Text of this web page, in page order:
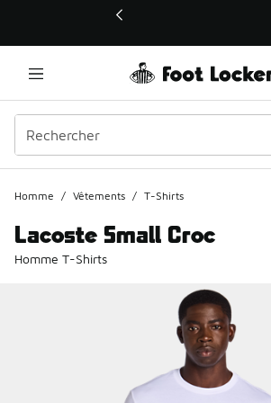
Ce lien ouvrira une nouvelle fenêtre
Homme / Vêtements / T-Shirts
Lacoste Small Croc
Homme T-Shirts